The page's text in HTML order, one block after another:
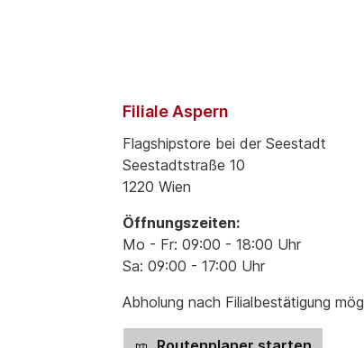
Filiale Aspern
Flagshipstore bei der Seestadt
Seestadtstraße 10
1220 Wien
Öffnungszeiten:
Mo - Fr: 09:00 - 18:00 Uhr
Sa: 09:00 - 17:00 Uhr
Abholung nach Filialbestätigung